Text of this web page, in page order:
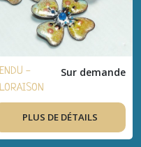
-
Boucles
d'oreilles
Sur demande
PLUS DE DÉTAILS